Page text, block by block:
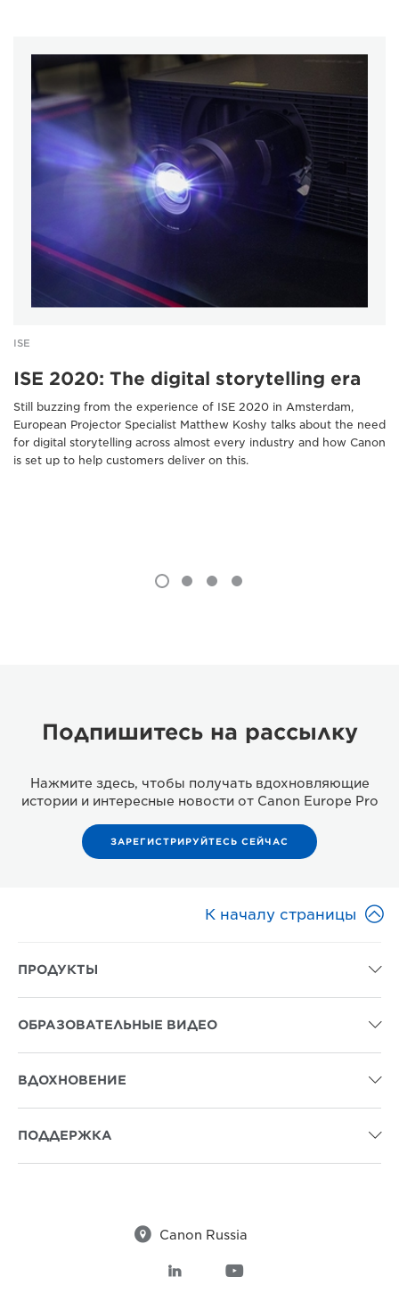
ISE
ISE 2020: The digital storytelling era
Still buzzing from the experience of ISE 2020 in Amsterdam,
European Projector Specialist Matthew Koshy talks about the need
for digital storytelling across almost every industry and how Canon
is set up to help customers deliver on this.
Подпишитесь на рассылку
Нажмите здесь, чтобы получать вдохновляющие
истории и интересные новости от Canon Europe Pro
ЗАРЕГИСТРИРУЙТЕСЬ СЕЙЧАС
К началу страницы 
ПРОДУКТЫ 
ОБРАЗОВАТЕЛЬНЫЕ ВИДЕО 
ВДОХНОВЕНИЕ 
ПОДДЕРЖКА 
 Canon Russia
 